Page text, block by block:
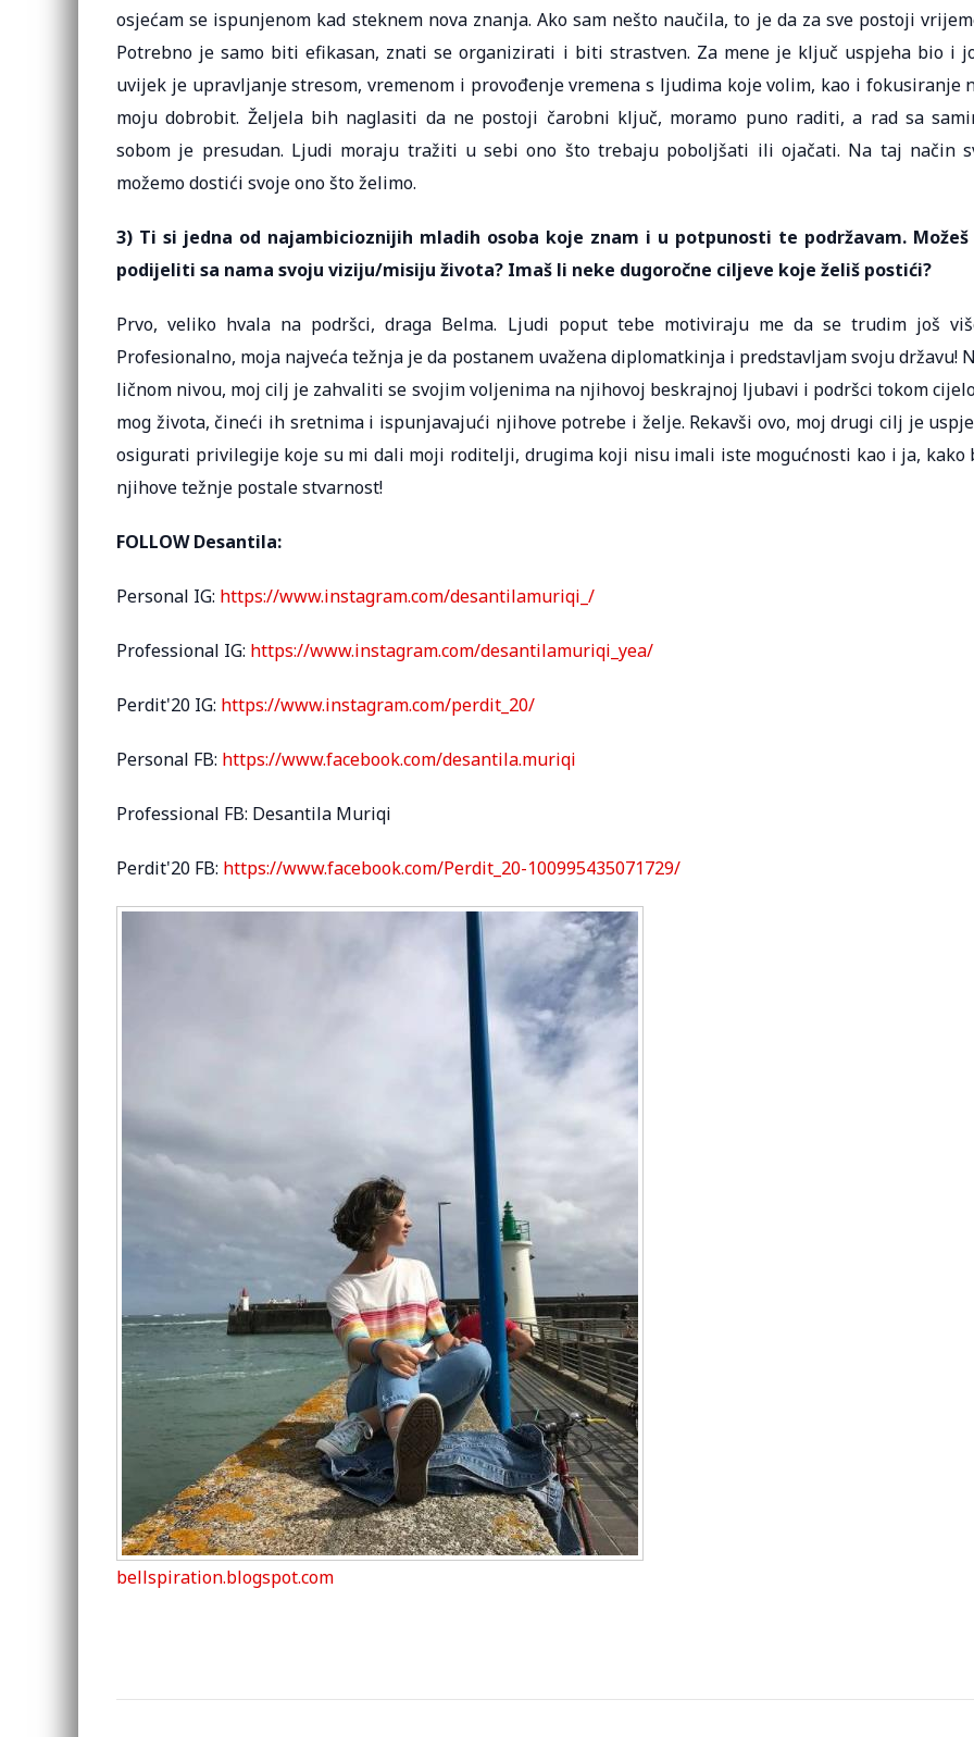
osjećam se ispunjenom kad steknem nova znanja. Ako sam nešto naučila, to je da za sve postoji
Potrebno je samo biti efikasan, znati se organizirati i biti strastven. Za mene je ključ uspjeha bio i
uvijek je upravljanje stresom, vremenom i provođenje vremena s ljudima koje volim, kao i fokusiranje
moju dobrobit. Željela bih naglasiti da ne postoji čarobni ključ, moramo puno raditi, a rad sa
sobom je presudan. Ljudi moraju tražiti u sebi ono što trebaju poboljšati ili ojačati. Na taj način
možemo dostići svoje ono što želimo.
3) Ti si jedna od najambicioznijih mladih osoba koje znam i u potpunosti te podržavam.
podijeliti sa nama svoju viziju/misiju života? Imaš li neke dugoročne ciljeve koje želiš postići?
Prvo, veliko hvala na podršci, draga Belma. Ljudi poput tebe motiviraju me da se trudim još
Profesionalno, moja najveća težnja je da postanem uvažena diplomatkinja i predstavljam svoju državu!
ličnom nivou, moj cilj je zahvaliti se svojim voljenima na njihovoj beskrajnoj ljubavi i podršci tokom
mog života, čineći ih sretnima i ispunjavajući njihove potrebe i želje. Rekavši ovo, moj drugi cilj je
osigurati privilegije koje su mi dali moji roditelji, drugima koji nisu imali iste mogućnosti kao i ja, kako
njihove težnje postale stvarnost!
FOLLOW Desantila:
Personal IG: https://www.instagram.com/desantilamuriqi_/
Professional IG: https://www.instagram.com/desantilamuriqi_yea/
Perdit'20 IG: https://www.instagram.com/perdit_20/
Personal FB: https://www.facebook.com/desantila.muriqi
Professional FB: Desantila Muriqi
Perdit'20 FB: https://www.facebook.com/Perdit_20-100995435071729/
bellspiration.blogspot.com